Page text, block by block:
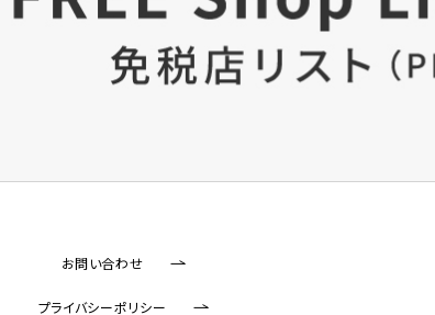
お問い合わせ
プライバシーポリシー